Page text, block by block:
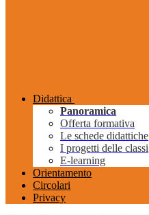
Didattica
Panoramica
Offerta formativa
Le schede didattiche
I progetti delle classi
E-learning
Orientamento
Circolari
Privacy